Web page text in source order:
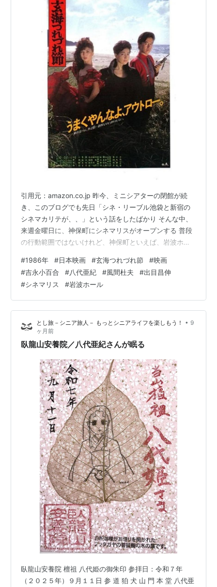
引用元：amazon.co.jp 昨今、ミニシアターの閉館が続
き、このブログでも先日「シネ・リーブル池袋と新宿の
シネマカリテが、、」という話をしたばかり そんな中、
来週金曜日に、神保町にシネマリスがオープンする 普段
の行動範囲ではないけれど、神保町といえば、岩波ホー
ところに再点灯される様で、何とも嬉しい 是非、足を運
んでみたいと思う ちなみに気になるオープニング上映作
品は、 『私は何度も私になる』 2021年 香港・マレーシ
ア 監督：タン・チュイムイ 『ジュンについて』 2024年
日本 監督：田野隆太郎 『最初の年：民意が生んだ、社
会…
#1986年 #日本映画 #玄海つれづれ節 #映画
#吉永小百合 #八代亜紀 #風間杜夫 #出目昌伸
#シネマリス #岩波ホール
とし旅－シニア旅人－ もっとシニアライフを楽しもう！ • 9
ヶ月前
臥龍山安養院／八代亜紀さんが眠る
臥龍山安養院 檀祖 八代姫の御朱印 参拝日：令和７年
（２０２５年）９月１１日 参 道 狛 犬 山 門 本 堂 八代亜